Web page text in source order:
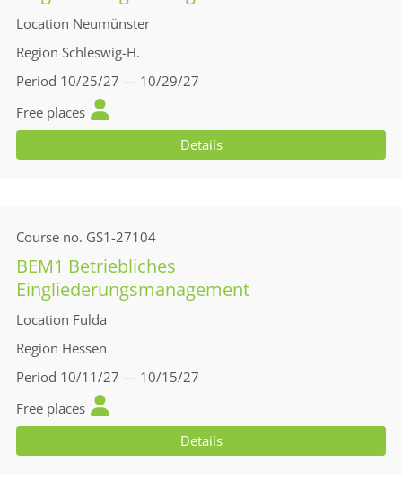
Location Neumünster
Region Schleswig-H.
Period 10/25/27 — 10/29/27
Free places
Details
Course no. GS1-27104
BEM1 Betriebliches
Eingliederungsmanagement
Location Fulda
Region Hessen
Period 10/11/27 — 10/15/27
Free places
Details